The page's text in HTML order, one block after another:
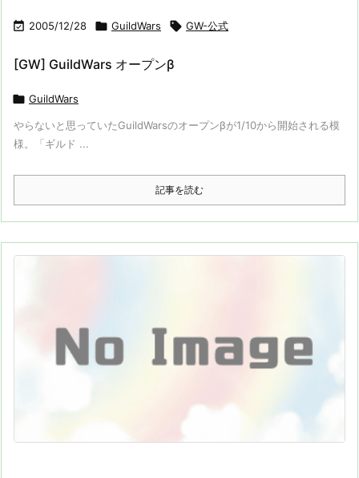
 2005/12/28  GuildWars  GW-公式
[GW] GuildWars オープンβ
 GuildWars
やらないと思っていたGuildWarsのオープンβが1/10から開始される模
様。「ギルド ...
記事を読む